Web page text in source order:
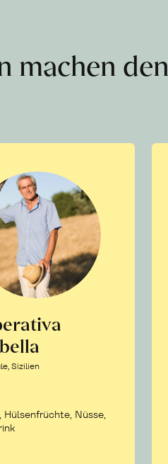
machen den
Sizilien
Hülsenfrüchte, Nüsse,